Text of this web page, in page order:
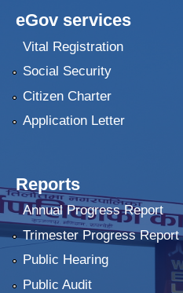
eGov services
Vital Registration
Social Security
Citizen Charter
Application Letter
Reports
Annual Progress Report
Trimester Progress Report
Public Hearing
Public Audit